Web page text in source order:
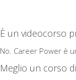
È un videocorso
No. Career Power è
Meglio un corso